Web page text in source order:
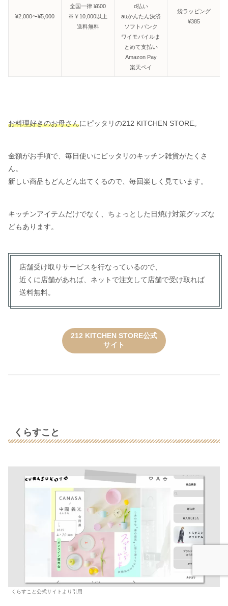
¥2,000〜¥5,000
全国一律 ¥600
※￥10,000以上
送料無料
d払い
auかんたん決済
ソフトバンク
ワイモバイルま
とめて支払い
Amazon Pay
楽天ペイ
袋ラッピング
¥385
お料理好きのお母さんにピッタリの212 KITCHEN STORE。
金額がお手頃で、毎日使いにピッタリのキッチン雑貨がたくさ
ん。
新しい商品もどんどん出てくるので、毎回楽しく見ています。
キッチンアイテムだけでなく、ちょっとした日焼け対策グッズな
どもあります。
店舗受け取りサービスを行なっているので、
近くに店舗があれば、ネットで注文して店舗で受け取れば
送料無料。
212 KITCHEN STORE公式
サイト
くらすこと
くらすこと公式サイトより引用